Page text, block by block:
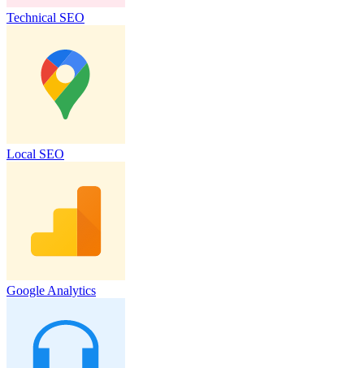
Technical SEO
Local SEO
Google Analytics